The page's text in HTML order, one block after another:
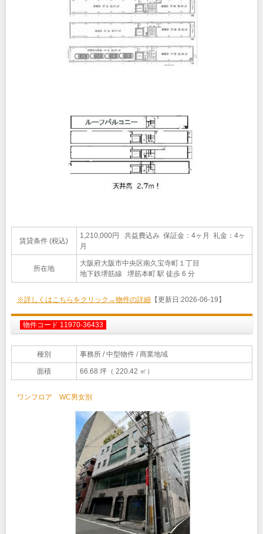
賃貸条件 (税込)
1,210,000円 共益費込み 保証金：4ヶ月 礼金：4ヶ
月
所在地
大阪府大阪市中央区南久宝寺町１丁目
地下鉄堺筋線 堺筋本町 駅 徒歩 6 分
※詳しくはこちらをクリック→物件の詳細 【更新日:2026-06-19】
物件コード 11970-36433
種別 事務所 / 中型物件 / 商業地域
面積 66.68 坪（ 220.42 ㎡）
ワンフロア WC男女別